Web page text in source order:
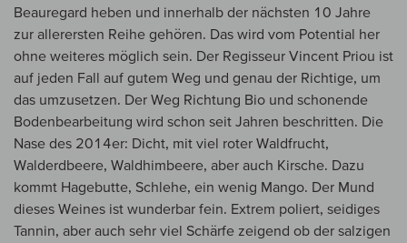
Beauregard heben und innerhalb der nächsten 10 Jahre
zur allerersten Reihe gehören. Das wird vom Potential her
ohne weiteres möglich sein. Der Regisseur Vincent Priou ist
auf jeden Fall auf gutem Weg und genau der Richtige, um
das umzusetzen. Der Weg Richtung Bio und schonende
Bodenbearbeitung wird schon seit Jahren beschritten. Die
Nase des 2014er: Dicht, mit viel roter Waldfrucht,
Walderdbeere, Waldhimbeere, aber auch Kirsche. Dazu
kommt Hagebutte, Schlehe, ein wenig Mango. Der Mund
dieses Weines ist wunderbar fein. Extrem poliert, seidiges
Tannin, aber auch sehr viel Schärfe zeigend ob der salzigen